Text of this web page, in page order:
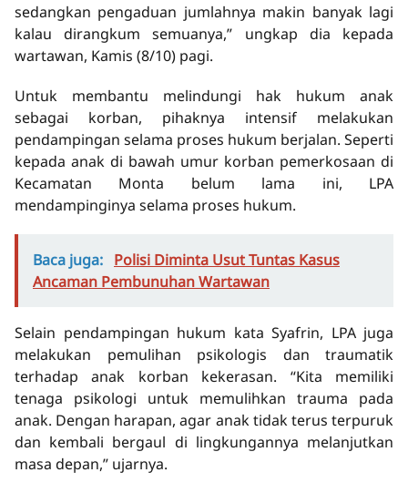
sedangkan pengaduan jumlahnya makin banyak lagi
kalau dirangkum semuanya,” ungkap dia kepada
wartawan, Kamis (8/10) pagi.
Untuk membantu melindungi hak hukum anak
sebagai korban, pihaknya intensif melakukan
pendampingan selama proses hukum berjalan. Seperti
kepada anak di bawah umur korban pemerkosaan di
Kecamatan Monta belum lama ini, LPA
mendampinginya selama proses hukum.
Baca juga: Polisi Diminta Usut Tuntas Kasus
Ancaman Pembunuhan Wartawan
Selain pendampingan hukum kata Syafrin, LPA juga
melakukan pemulihan psikologis dan traumatik
terhadap anak korban kekerasan. “Kita memiliki
tenaga psikologi untuk memulihkan trauma pada
anak. Dengan harapan, agar anak tidak terus terpuruk
dan kembali bergaul di lingkungannya melanjutkan
masa depan,” ujarnya.